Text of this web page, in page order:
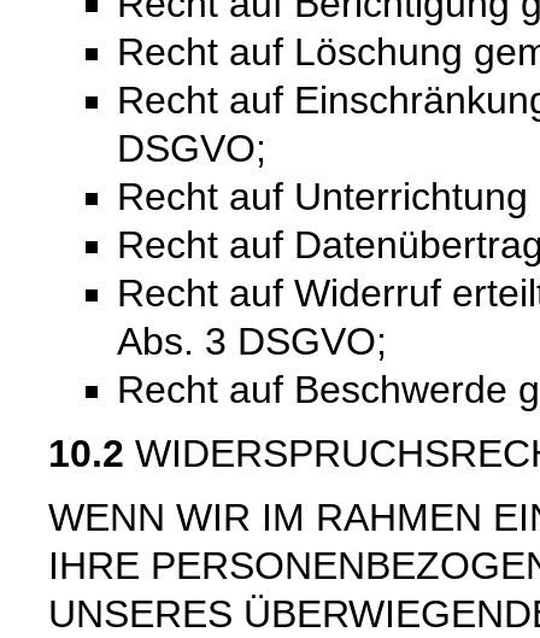
Recht auf Löschung
Recht auf
DSGVO;
Recht auf
Recht auf
Recht auf Widerruf
Abs. 3 DSGVO;
Recht auf Beschwerde
10.2
WENN WIR IM RAHMEN
IHRE
UNSERES